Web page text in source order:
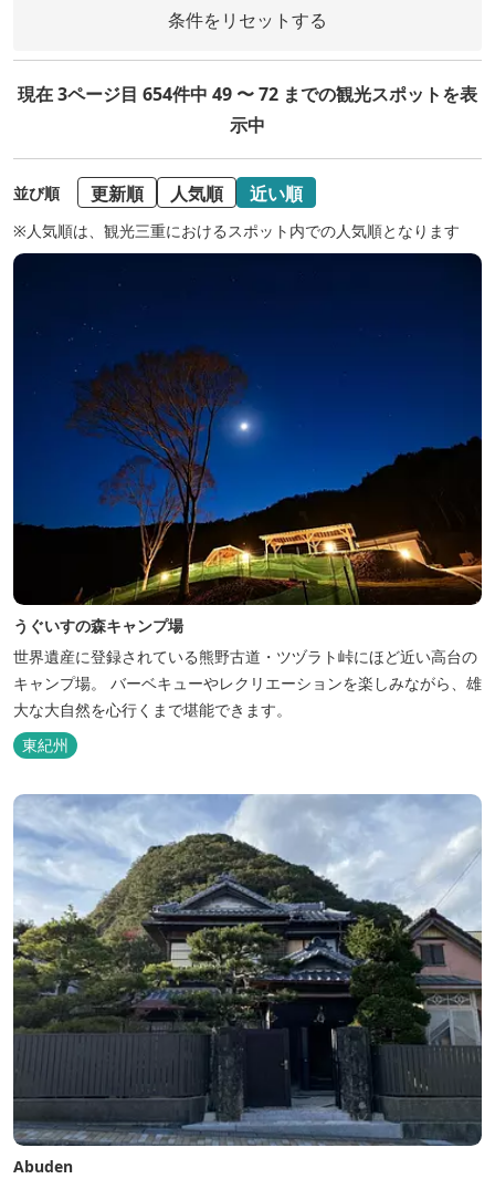
条件をリセットする
現在 3ページ目 654件中 49 〜 72 までの観光スポットを表
示中
並び順 更新順 人気順 近い順
※人気順は、観光三重におけるスポット内での人気順となります
うぐいすの森キャンプ場
世界遺産に登録されている熊野古道・ツヅラト峠にほど近い高台の
キャンプ場。 バーベキューやレクリエーションを楽しみながら、雄
大な大自然を心行くまで堪能できます。
東紀州
Abuden